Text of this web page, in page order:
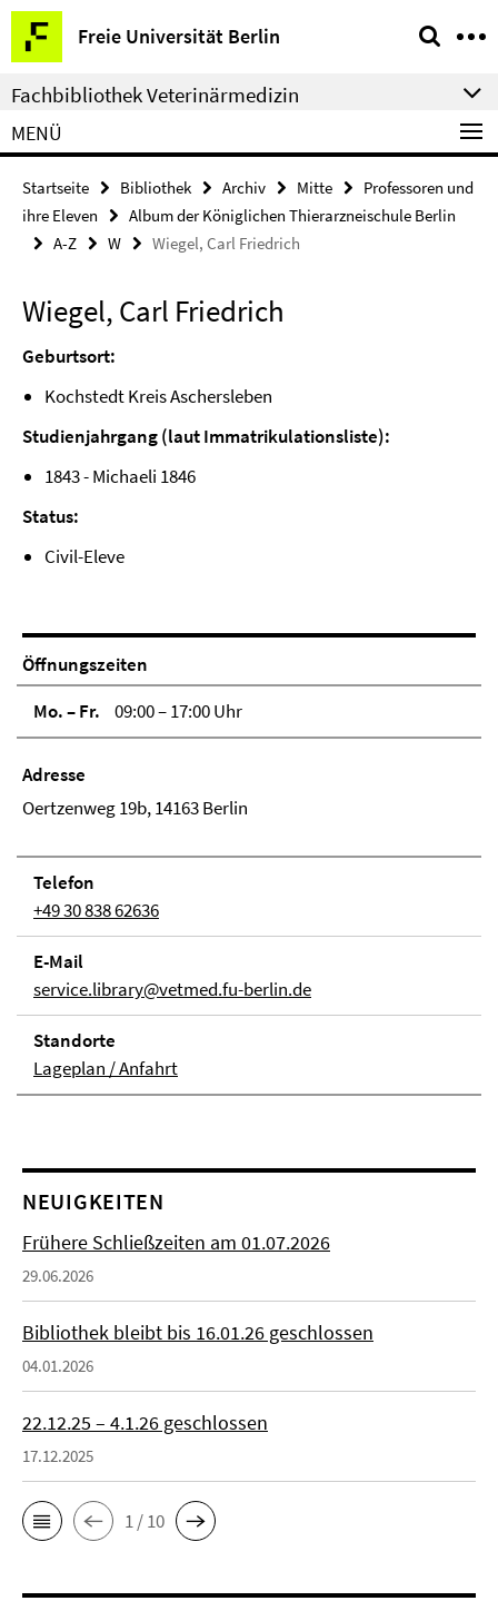
Springe
direkt
zu
Inhalt
Freie Universität Berlin
Service-
Navigation
Fachbibliothek Veterinärmedizin
MENÜ
Startseite Bibliothek Archiv Mitte
Professoren und
ihre Eleven
Album der Königlichen Thierarzneischule Berlin
A-Z
W Wiegel, Carl Friedrich
Wiegel, Carl Friedrich
Geburtsort:
Kochstedt Kreis Aschersleben
Studienjahrgang (laut Immatrikulationsliste):
1843 - Michaeli 1846
Status:
Civil-Eleve
Öffnungszeiten
Mo. – Fr.
09:00 – 17:00 Uhr
Adresse
Oertzenweg 19b, 14163 Berlin
Telefon
+49 30 838 62636
E-Mail
service.library@vetmed.fu-berlin.de
Stand­orte
Lageplan / Anfahrt
NEUIGKEITEN
Frühere Schließzeiten am 01.07.2026
29.06.2026
Bibliothek bleibt bis 16.01.26 geschlossen
04.01.2026
22.12.25 – 4.1.26 geschlossen
17.12.2025
1 / 10